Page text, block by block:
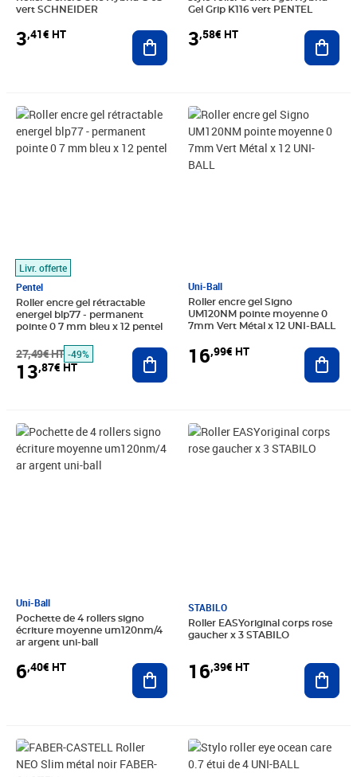
vert SCHNEIDER
3,41€ HT Ajouter au panier
Gel Grip K116 vert PENTEL
3,58€ HT
Livr. offerte
Pentel
Roller encre gel rétractable
energel blp77 - permanent
pointe 0 7 mm bleu x 12 pentel
27,49€ HT
Prix barré 27,49€ HT
-49%
13,87€ HT
Prix 13,87€ HT
Ajouter au panier
Uni-Ball
Roller encre gel Signo
UM120NM pointe moyenne 0
7mm Vert Métal x 12 UNI-BALL
16,99€ HT
Prix 16,99€ HT
Uni-Ball
Pochette de 4 rollers signo
écriture moyenne um120nm/4
ar argent uni-ball
6,40€ HT
Prix 6,40€ HT
Ajouter au panier
STABILO
Roller EASYoriginal corps rose
gaucher x 3 STABILO
16,39€ HT
Prix 16,39€ HT
Prix 28,42€ HT Prix 9,53€ HT